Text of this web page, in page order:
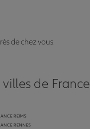
de chez vous.
de France
REIMS
RENNES